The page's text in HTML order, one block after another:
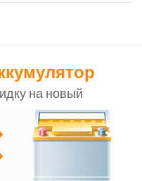
на новый